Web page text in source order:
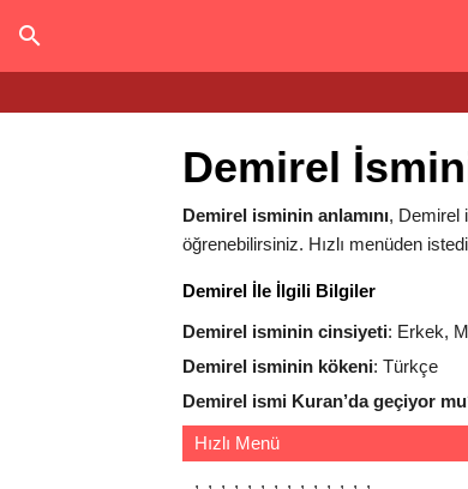
Demirel
Demirel isminin anlamını, Demirel
öğrenebilirsiniz. Hızlı menüden
Demirel İle İlgili Bilgiler
Demirel isminin cinsiyeti: Erkek,
Demirel isminin kökeni: Türkçe
Demirel ismi Kuran’da geçiyor
Hızlı Menü